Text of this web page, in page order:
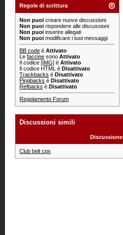
Regole di scrittura
Non puoi creare nuove discussioni
Non puoi rispondere alle discussioni
Non puoi inserire allegati
Non puoi modificare i tuoi messaggi
BB code è Attivato
Le faccine sono Attivato
Il codice [IMG] è Attivato
Il codice HTML è Disattivato
Trackbacks è Disattivato
Pingbacks è Disattivato
Refbacks è Disattivato
Regolamento Forum
Discussioni simili
Discussione
Club belt cpx